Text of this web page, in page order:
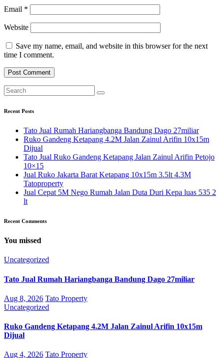
Email *
Website
Save my name, email, and website in this browser for the next
time I comment.
Recent Posts
Tato Jual Rumah Hariangbanga Bandung Dago 27miliar
Ruko Gandeng Ketapang 4.2M Jalan Zainul Arifin 10x15m
Dijual
Tato Jual Ruko Gandeng Ketapang Jalan Zainul Arifin Petojo
10×15
Jual Ruko Jakarta Barat Ketapang 10x15m 3.5lt 4.3M
Tatoproperty
Jual Cepat 5M Nego Rumah Jalan Duta Duri Kepa luas 535 2
lt
Recent Comments
You missed
Uncategorized
Tato Jual Rumah Hariangbanga Bandung Dago 27miliar
Aug 8, 2026 Tato Property
Uncategorized
Ruko Gandeng Ketapang 4.2M Jalan Zainul Arifin 10x15m
Dijual
Aug 4, 2026 Tato Property